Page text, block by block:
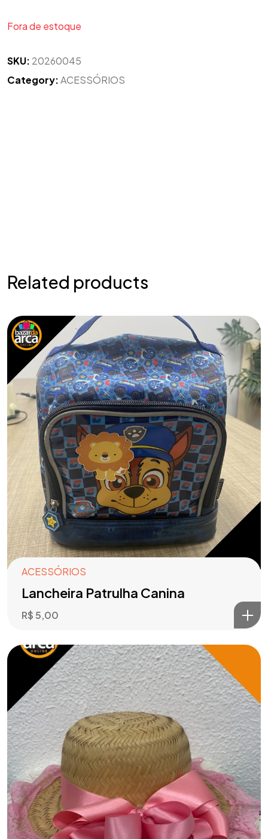
Fora de estoque
SKU: 20260045
Category:ACESSÓRIOS
Related products
ACESSÓRIOS
Lancheira Patrulha Canina
R$5,00